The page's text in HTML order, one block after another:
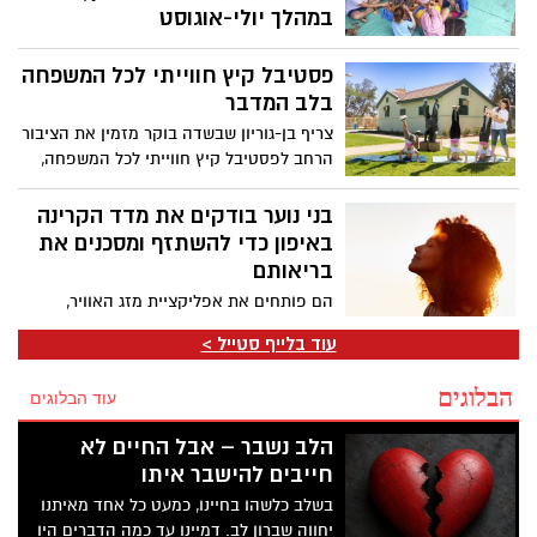
מטאורים רבים מנקודה אחת בשמי הלילה.
במהלך יולי-אוגוסט
קרן קימת לישראל תקיים במהלך הקיץ את
פסטיבל "גיבורי על קק"ל", פעילות לכל
המשפחה שתתקיים בעשרות ערים ורשויות
מקומיות ברחבי הארץ. האירועים יתקיימו
ללא עלות, בהרשמה מראש בלבד, ויציעו
פסטיבל קיץ חווייתי לכל המשפחה
בלב המדבר
צריף בן-גוריון שבשדה בוקר מזמין את הציבור
הרחב לפסטיבל קיץ חווייתי לכל המשפחה,
מסע אל חייו של דוד בן-גוריון ("הזקן")
באמצעות פעילויות גוף-נפש, יצירה, סיורים
והרצאות, בלב המדבר.
בני נוער בודקים את מדד הקרינה
באיפון כדי להשתזף ומסכנים את
בריאותם
הם פותחים את אפליקציית מזג האוויר,
מחפשים את שעות ה־UV הגבוהות ביותר
ויוצאים לשמש כדי “להשיג צבע” ד"ר להבית
הוויראלי החדש ברשתות החברתיות עלול
להוביל לנזק בלתי הפיך לעור ולהעלות את
הסיכון לסרטן עור מסוג מלנומה".
עוד בלייף סטייל >
הבלוגים עוד הבלוגים
הלב נשבר – אבל החיים לא
חייבים להישבר איתו
בשלב כלשהו בחיינו, כמעט כל אחד מאיתנו
יחווה שברון לב. דמיינו עד כמה הדברים היו